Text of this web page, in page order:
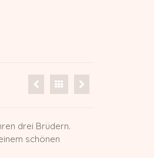
drei Brüdern.
schönen